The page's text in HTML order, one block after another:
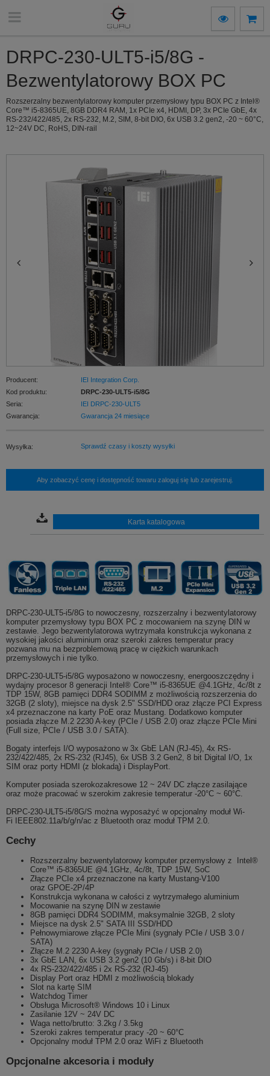
DRPC-230-ULT5-i5/8G -
Bezwentylatorowy BOX PC
Rozszerzalny bezwentylatorowy komputer przemysłowy typu BOX PC z Intel®
Core™ i5-8365UE, 8GB DDR4 RAM, 1x PCIe x4, HDMI, DP, 3x PCIe GbE, 4x
RS-232/422/485, 2x RS-232, M.2, SIM, 8-bit DIO, 6x USB 3.2 gen2, -20 ~ 60°C,
12~24V DC, RoHS, DIN-rail
Producent:
IEI Integration Corp.
Kod produktu:
DRPC-230-ULT5-i5/8G
Seria:
IEI DRPC-230-ULT5
Gwarancja:
Gwarancja 24 miesiące
Wysyłka: Sprawdź czasy i koszty wysyłki
Aby zobaczyć cenę i dostępność towaru zaloguj się lub zarejestruj.
Karta katalogowa
DRPC-230-ULT5-i5/8G to nowoczesny, rozszerzalny i bezwentylatorowy
komputer przemysłowy typu BOX PC z mocowaniem na szynę DIN w
zestawie. Jego bezwentylatorowa wytrzymała konstrukcja wykonana z
wysokiej jakości aluminium oraz szeroki zakres temperatur pracy
pozwana mu na bezproblemową pracę w ciężkich warunkach
przemysłowych i nie tylko.
DRPC-230-ULT5-i5/8G wyposażono w nowoczesny, energooszczędny i
wydajny procesor 8 generacji Intel® Core™ i5-8365UE @4.1GHz, 4c/8t z
TDP 15W, 8GB pamięci DDR4 SODIMM z możliwością rozszerzenia do
32GB (2 sloty), miejsce na dysk 2.5" SSD/HDD oraz złącze PCI Express
x4 przeznaczone na karty PoE oraz Mustang. Dodatkowo komputer
posiada złącze M.2 2230 A-key (PCIe / USB 2.0) oraz złącze PCIe Mini
(Full size, PCIe / USB 3.0 / SATA).
Bogaty interfejs I/O wyposażono w 3x GbE LAN (RJ-45), 4x RS-
232/422/485, 2x RS-232 (RJ45), 6x USB 3.2 Gen2, 8 bit Digital I/O, 1x
SIM oraz porty HDMI (z blokadą) i DisplayPort.
Komputer posiada szerokozakresowe 12 ~ 24V DC złącze zasilające
oraz może pracować w szerokim zakresie temperatur -20°C ~ 60°C.
DRPC-230-ULT5-i5/8G/S można wyposażyć w opcjonalny moduł Wi-
Fi IEEE802.11a/b/g/n/ac z Bluetooth oraz moduł TPM 2.0.
Cechy
Rozszerzalny bezwentylatorowy komputer przemysłowy z Intel®
Core™ i5-8365UE @4.1GHz, 4c/8t, TDP 15W, SoC
Złącze PCIe x4 przeznaczone na karty Mustang-V100
oraz GPOE-2P/4P
Konstrukcja wykonana w całości z wytrzymałego aluminium
Mocowanie na szynę DIN w zestawie
8GB pamięci DDR4 SODIMM, maksymalnie 32GB, 2 sloty
Miejsce na dysk 2.5" SATA III SSD/HDD
Pełnowymiarowe złącze PCIe Mini (sygnały PCIe / USB 3.0 /
SATA)
Złącze M.2 2230 A-key (sygnały PCIe / USB 2.0)
3x GbE LAN, 6x USB 3.2 gen2 (10 Gb/s) i 8-bit DIO
4x RS-232/422/485 i 2x RS-232 (RJ-45)
Display Port oraz HDMI z możliwością blokady
Slot na kartę SIM
Watchdog Timer
Obsługa Microsoft® Windows 10 i Linux
Zasilanie 12V ~ 24V DC
Waga netto/brutto: 3.2kg / 3.5kg
Szeroki zakres temperatur pracy -20 ~ 60°C
Opcjonalny moduł TPM 2.0 oraz WiFi z Bluetooth
Opcjonalne akcesoria i moduły